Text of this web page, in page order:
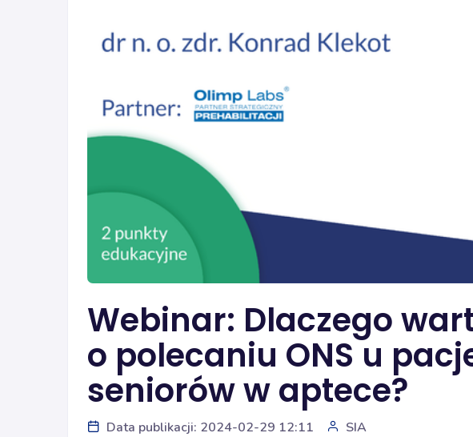
Webinar: Dlaczego
o polecaniu ONS u
seniorów w aptece?
Data publikacji: 2024-02-29 12:11 SIA